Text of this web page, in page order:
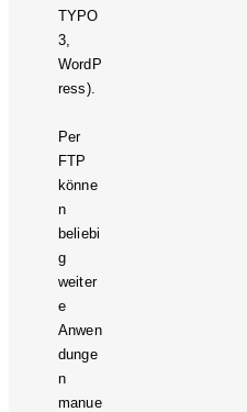
TYPO
3,
WordP
ress).
Per
FTP
könne
n
beliebi
g
weiter
e
Anwen
dunge
n
manue